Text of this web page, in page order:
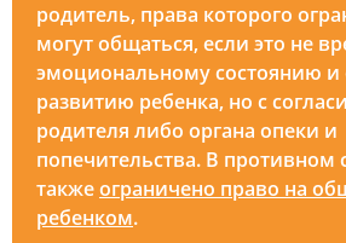
родитель, права которого
могут общаться, если это не
эмоциональному состоянию
развитию ребенка, но с
родителя либо органа опеки и
попечительства. В противном
такжеограничено право на
ребенком.